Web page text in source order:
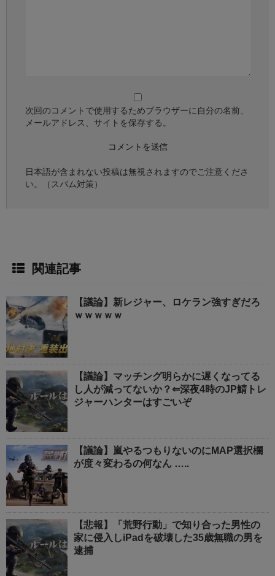
次回のコメントで使用するためブラウザーに自分の名前、
メールアドレス、サイトを保存する。
日本語が含まれない投稿は無視されますのでご注意くださ
い。（スパム対策）
関連記事
【議論】新レジャー、ロケラン強すぎだろ
ｗｗｗｗｗ
【議論】マッチング明らかに遅くなってる
し人が減ってないか？⇐深夜4時のJP鯖トレ
ジャーハンターはすごいぞ
【議論】嵐やるつもりないのにMAP選択欄
が度々変わるの何なん …..
【悲報】「荒野行動」で知り合った男性の
家に侵入しiPadを破壊した35歳無職の男を
逮捕